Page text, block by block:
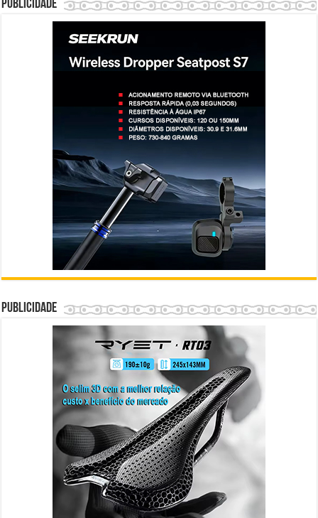
Publicidade
Publicidade